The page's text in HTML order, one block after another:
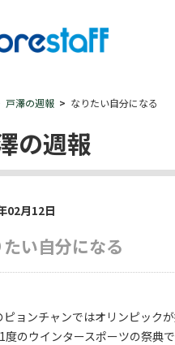
戸澤の週報 なりたい自分になる
の週報
02月12日
たい自分になる
ョンチャンではオリンピックが
度のウインタースポーツの祭典